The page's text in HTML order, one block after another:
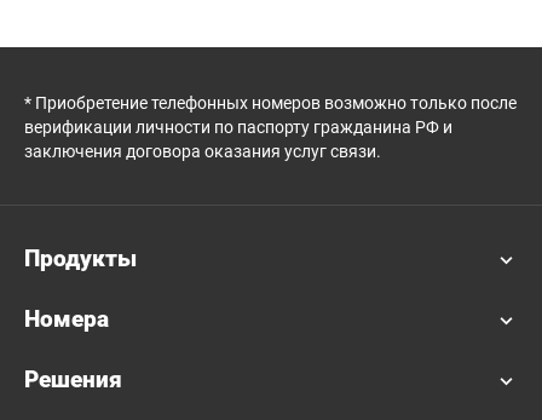
* Приобретение телефонных номеров возможно только после
верификации личности по паспорту гражданина РФ и
заключения договора оказания услуг связи.
Продукты
Номера
Решения